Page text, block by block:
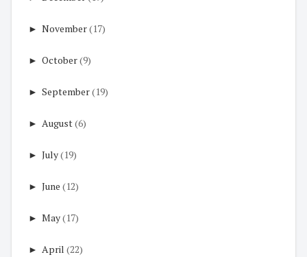
► November(17)
► October(9)
► September(19)
► August(6)
► July(19)
► June (12)
► May(17)
► April (22)